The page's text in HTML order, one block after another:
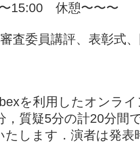
15:00 休憩〜〜〜
査委員講評、表彰式
を利用したオンラ
，質疑5分の計20分間
たします．演者は発表